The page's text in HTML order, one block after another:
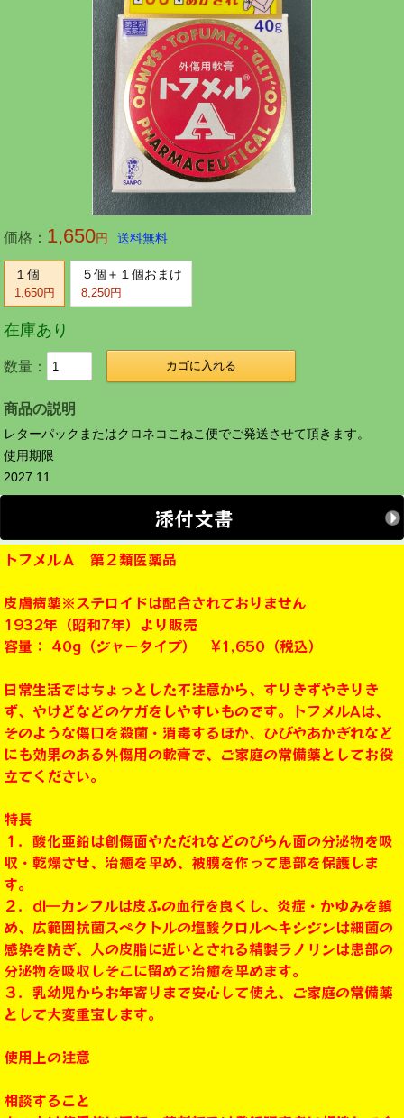
価格： 1,650円 送料無料
１個
1,650円
５個＋１個おまけ
8,250円
在庫あり
数量： カゴに入れる
商品の説明
レターパックまたはクロネコこねこ便でご発送させて頂きます。
使用期限
2027.11
添付文書
トフメルＡ 第２類医薬品
皮膚病薬※ステロイドは配合されておりません
1932年（昭和7年）より販売
容量： 40g（ジャータイプ） ¥1,650（税込）
日常生活ではちょっとした不注意から、すりきずやきりき
ず、やけどなどのケガをしやすいものです。トフメルAは、
そのような傷口を殺菌・消毒するほか、ひびやあかぎれなど
にも効果のある外傷用の軟膏で、ご家庭の常備薬としてお役
立てください。
特長
１．酸化亜鉛は創傷面やただれなどのびらん面の分泌物を吸
収・乾燥させ、治癒を早め、被膜を作って患部を保護しま
す。
２．dl―カンフルは皮ふの血行を良くし、炎症・かゆみを鎮
め、広範囲抗菌スペクトルの塩酸クロルヘキシジンは細菌の
感染を防ぎ、人の皮脂に近いとされる精製ラノリンは患部の
分泌物を吸収しそこに留めて治癒を早めます。
３．乳幼児からお年寄りまで安心して使え、ご家庭の常備薬
として大変重宝します。
使用上の注意
相談すること